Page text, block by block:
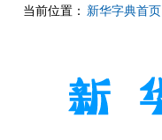
当前位置： 新华字典首页